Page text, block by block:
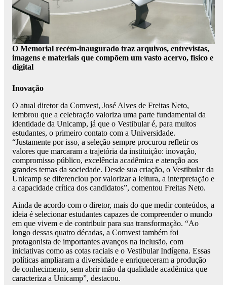
O Memorial recém-inaugurado traz arquivos, entrevistas,
imagens e materiais que compõem um vasto acervo, físico e
digital
Inovação
O atual diretor da Comvest, José Alves de Freitas Neto,
lembrou que a celebração valoriza uma parte fundamental da
identidade da Unicamp, já que o Vestibular é, para muitos
estudantes, o primeiro contato com a Universidade.
“Justamente por isso, a seleção sempre procurou refletir os
valores que marcaram a trajetória da instituição: inovação,
compromisso público, excelência acadêmica e atenção aos
grandes temas da sociedade. Desde sua criação, o Vestibular da
Unicamp se diferenciou por valorizar a leitura, a interpretação e
a capacidade crítica dos candidatos”, comentou Freitas Neto.
Ainda de acordo com o diretor, mais do que medir conteúdos, a
ideia é selecionar estudantes capazes de compreender o mundo
em que vivem e de contribuir para sua transformação. “Ao
longo dessas quatro décadas, a Comvest também foi
protagonista de importantes avanços na inclusão, com
iniciativas como as cotas raciais e o Vestibular Indígena. Essas
políticas ampliaram a diversidade e enriqueceram a produção
de conhecimento, sem abrir mão da qualidade acadêmica que
caracteriza a Unicamp”, destacou.